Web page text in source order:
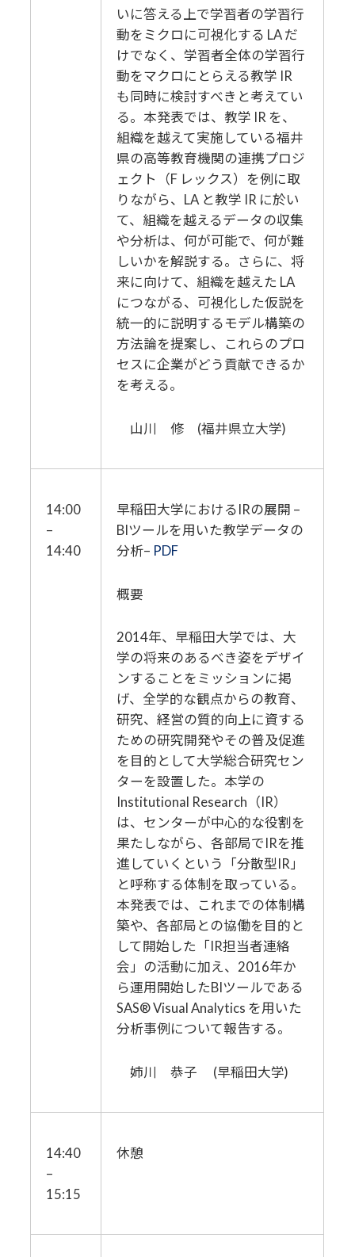
いに答える上で学習者の学習行
動をミクロに可視化する LA だ
けでなく、学習者全体の学習行
動をマクロにとらえる教学 IR
も同時に検討すべきと考えてい
る。本発表では、教学 IR を、
組織を越えて実施している福井
県の高等教育機関の連携プロジ
ェクト（F レックス）を例に取
りながら、LA と教学 IR に於い
て、組織を越えるデータの収集
や分析は、何が可能で、何が難
しいかを解説する。さらに、将
来に向けて、組織を越えた LA
につながる、可視化した仮説を
統一的に説明するモデル構築の
方法論を提案し、これらのプロ
セスに企業がどう貢献できるか
を考える。
山川 修 (福井県立大学)
14:00
–
14:40
早稲田大学におけるIRの展開 –
BIツールを用いた教学データの
分析– PDF
概要
2014年、早稲田大学では、大
学の将来のあるべき姿をデザイ
ンすることをミッションに掲
げ、全学的な観点からの教育、
研究、経営の質的向上に資する
ための研究開発やその普及促進
を目的として大学総合研究セン
ターを設置した。本学の
Institutional Research（IR）
は、センターが中心的な役割を
果たしながら、各部局でIRを推
進していくという「分散型IR」
と呼称する体制を取っている。
本発表では、これまでの体制構
築や、各部局との協働を目的と
して開始した「IR担当者連絡
会」の活動に加え、2016年か
ら運用開始したBIツールである
SAS® Visual Analytics を用いた
分析事例について報告する。
姉川 恭子 (早稲田大学)
14:40
–
15:15
休憩